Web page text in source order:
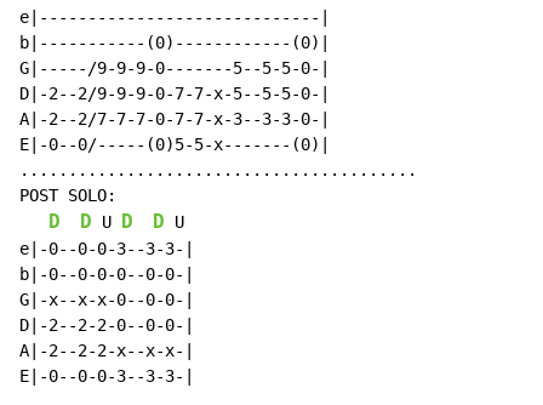
e|-----------------------------|
b|-----------(0)------------(0)|
G|-----/9-9-9-0-------5--5-5-0-|
D|-2--2/9-9-9-0-7-7-x-5--5-5-0-|
A|-2--2/7-7-7-0-7-7-x-3--3-3-0-|
E|-0--0/-----(0)5-5-x-------(0)|
.........................................
POST SOLO:
D D U D D U
e|-0--0-0-3--3-3-|
b|-0--0-0-0--0-0-|
G|-x--x-x-0--0-0-|
D|-2--2-2-0--0-0-|
A|-2--2-2-x--x-x-|
E|-0--0-0-3--3-3-|